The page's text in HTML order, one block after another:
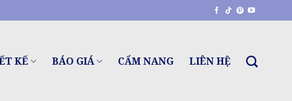
KẾ BÁO GIÁ CẨM NANG LIÊN HỆ